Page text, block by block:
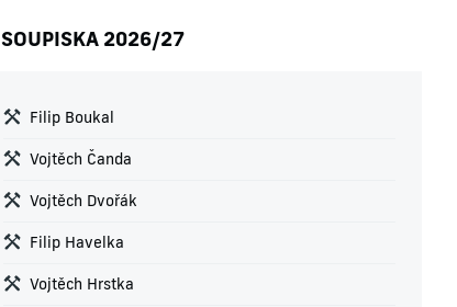
SOUPISKA 2026/27
Filip Boukal
Vojtěch Čanda
Vojtěch Dvořák
Filip Havelka
Vojtěch Hrstka